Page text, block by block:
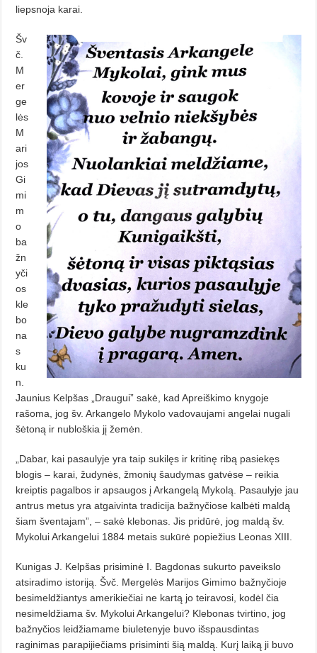
liepsnoja karai.
Šv
č.
M
er
ge
lės
M
ari
jos
Gi
mi
m
o
ba
žn
yči
os
kle
bo
na
s
ku
n.
Jaunius Kelp­šas „Draugui” sakė, kad Apreiš­kimo knygoje
rašoma, jog šv. Arkan­gelo Mykolo vadovaujami angelai nu­gali
šėtoną ir nubloškia jį žemėn.
„Dabar, kai pasaulyje yra taip su­kilęs ir kritinę ribą pasiekęs
blogis – karai, žudynės, žmonių šaudymas gat­vėse – reikia
kreiptis pagalbos ir apsaugos į Arkangelą Mykolą. Pasau­lyje jau
antrus metus yra atgaivinta tradicija bažnyčiose kalbėti maldą
šiam šventajam”, – sakė klebonas. Jis pridūrė, jog maldą šv.
Mykolui Ar­kan­gelui 1884 metais sukūrė popie­žius Leonas XIII.
Kunigas J. Kelpšas prisiminė I. Bagdonas sukurto paveikslo
atsiradimo istoriją. Švč. Mergelės Marijos Gi­mimo bažnyčioje
besimeldžiantys ame­rikiečiai ne kartą jo teiravosi, kodėl čia
nesimeldžiama šv. Mykolui Arkangelui? Klebonas tvirtino, jog
bažnyčios leidžiamame biuletenyje buvo išspausdintas
raginimas parapijiečiams prisiminti šią maldą. Kurį laiką ji buvo